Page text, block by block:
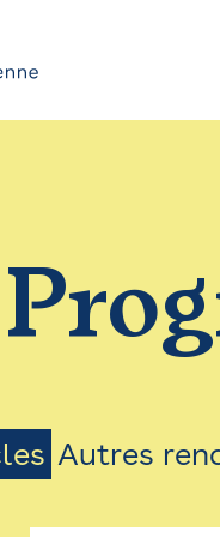
Autres